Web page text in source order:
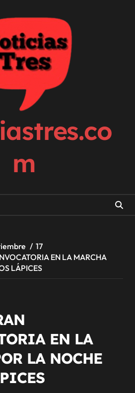
m
17
EN LA MARCHA
LÁPICES
EN LA
LA NOCHE